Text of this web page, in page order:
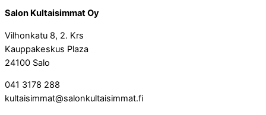
Salon Kultaisimmat Oy
Vilhonkatu 8, 2. Krs
Kauppakeskus Plaza
24100 Salo
041 3178 288
kultaisimmat@salonkultaisimmat.fi